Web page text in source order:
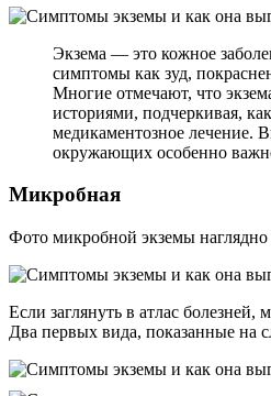
Экзема — это кожное
симптомы как зуд,
Многие отмечают, что
историями, подчеркивая,
медикаментозное лечение.
окружающих особенно
Микробная
Фото микробной экземы
Если заглянуть в атлас
Два первых вида, показанные на